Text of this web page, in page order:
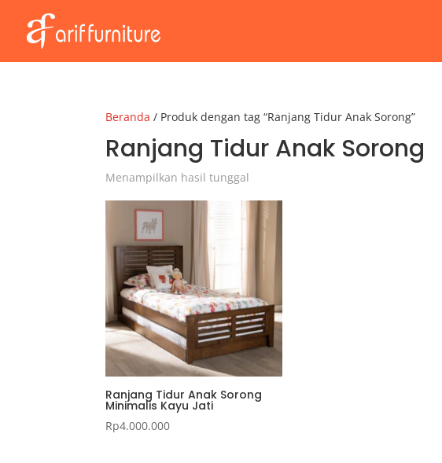
Beranda / Produk dengan tag “Ranjang Tidur Anak Sorong”
Ranjang Tidur Anak Sorong
Menampilkan hasil tunggal
Ranjang Tidur Anak Sorong
Minimalis Kayu Jati
Rp4.000.000